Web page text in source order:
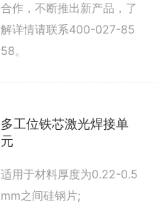
合作，不断推出新产品，了
解详情请联系400-027-85
58。
多工位铁芯激光焊接单
元
适用于材料厚度为0.22-0.5
mm之间硅钢片;